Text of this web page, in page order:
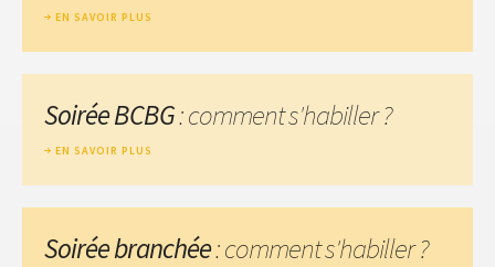
EN SAVOIR PLUS
Soirée BCBG: comment s'habiller ?
EN SAVOIR PLUS
Soirée branchée: comment s'habiller ?